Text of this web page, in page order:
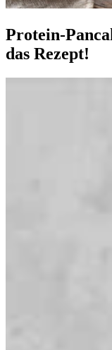
Protein-
das Rezept!